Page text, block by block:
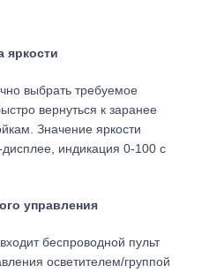
яркости
выбрать требуемое
вернуться к заранее
Значение яркости
индикация 0-100 с
управления
беспроводной пульт
осветителем/группой